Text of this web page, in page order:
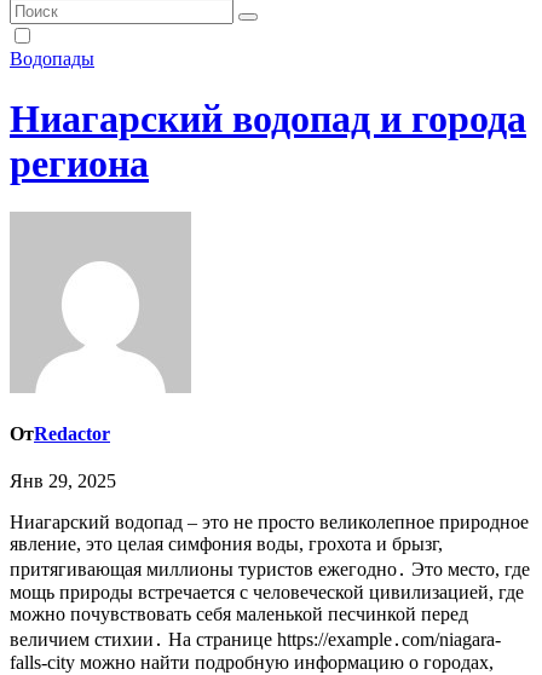
Водопады
Ниагарский водопад и города
региона
ОтRedactor
Янв 29, 2025
Ниагарский водопад – это не просто великолепное природное
явление, это целая симфония воды, грохота и брызг,
притягивающая миллионы туристов ежегодно․ Это место, где
мощь природы встречается с человеческой цивилизацией, где
можно почувствовать себя маленькой песчинкой перед
величием стихии․ На странице https://example․com/niagara-
falls-city можно найти подробную информацию о городах,